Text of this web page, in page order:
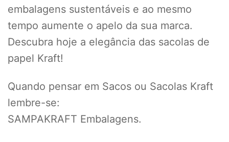
embalagens sustentáveis e ao mesmo
tempo aumente o apelo da sua marca.
Descubra hoje a elegância das sacolas de
papel Kraft!
Quando pensar em Sacos ou Sacolas Kraft
lembre-se:
SAMPAKRAFT Embalagens.